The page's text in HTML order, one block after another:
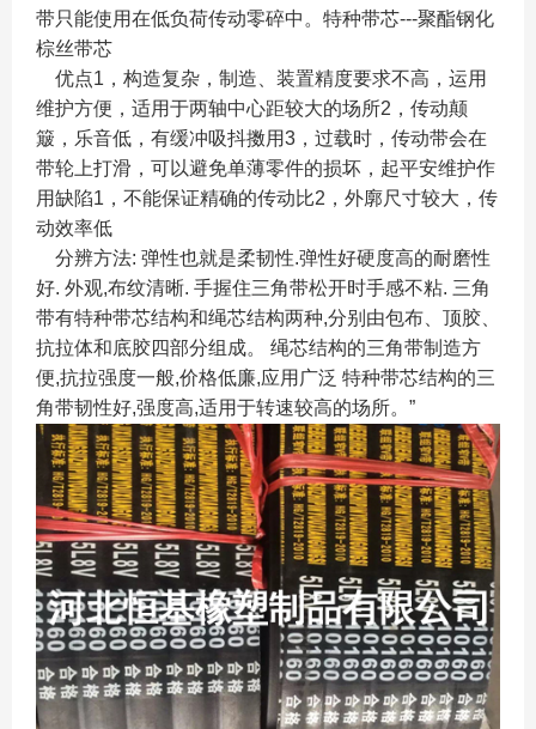
带只能使用在低负荷传动零碎中。特种带芯---聚酯钢化
棕丝带芯
优点1，构造复杂，制造、装置精度要求不高，运用
维护方便，适用于两轴中心距较大的场所2，传动颠
簸，乐音低，有缓冲吸抖擞用3，过载时，传动带会在
带轮上打滑，可以避免单薄零件的损坏，起平安维护作
用缺陷1，不能保证精确的传动比2，外廓尺寸较大，传
动效率低
分辨方法: 弹性也就是柔韧性.弹性好硬度高的耐磨性
好. 外观,布纹清晰. 手握住三角带松开时手感不粘. 三角
带有特种带芯结构和绳芯结构两种,分别由包布、顶胶、
抗拉体和底胶四部分组成。 绳芯结构的三角带制造方
便,抗拉强度一般,价格低廉,应用广泛 特种带芯结构的三
角带韧性好,强度高,适用于转速较高的场所。”